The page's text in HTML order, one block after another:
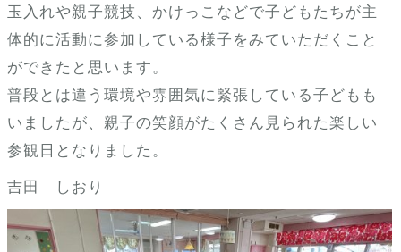
玉入れや親子競技、かけっこなどで子どもたちが主
体的に活動に参加している様子をみていただくこと
ができたと思います。
普段とは違う環境や雰囲気に緊張している子どもも
いましたが、親子の笑顔がたくさん見られた楽しい
参観日となりました。
吉田 しおり